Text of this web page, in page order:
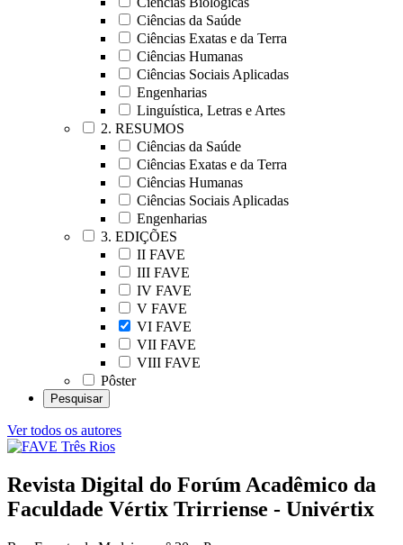
Ciências da Saúde
Ciências Exatas e da Terra
Ciências Humanas
Ciências Sociais Aplicadas
Engenharias
Linguística, Letras e Artes
2. RESUMOS
Ciências da Saúde
Ciências Exatas e da Terra
Ciências Humanas
Ciências Sociais Aplicadas
Engenharias
3. EDIÇÕES
II FAVE
III FAVE
IV FAVE
V FAVE
VI FAVE
VII FAVE
VIII FAVE
Pôster
Ver todos os autores
Revista Digital do Forúm Acadêmico da
Faculdade Vértix Trirriense - Univértix